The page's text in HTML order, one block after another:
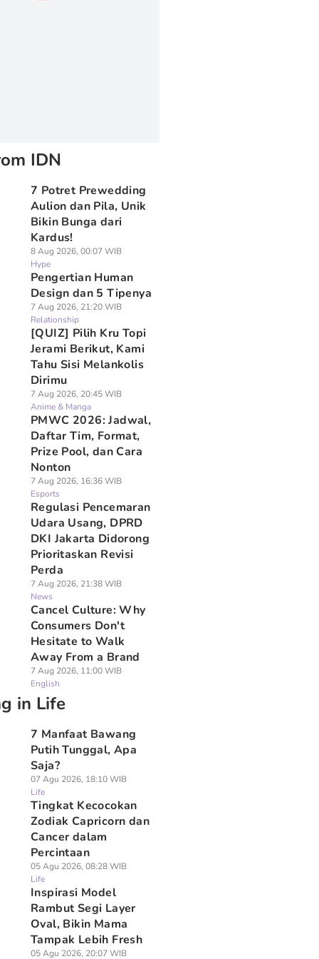
IDN
7 Potret Prewedding
Aulion dan Pila, Unik
Bikin Bunga dari
Kardus!
8 Aug 2026, 00:07 WIB
Hype
Pengertian Human
Design dan 5 Tipenya
7 Aug 2026, 21:20 WIB
Relationship
[QUIZ] Pilih Kru Topi
Jerami Berikut, Kami
Tahu Sisi Melankolis
Dirimu
7 Aug 2026, 20:45 WIB
Anime & Manga
PMWC 2026: Jadwal,
Daftar Tim, Format,
Prize Pool, dan Cara
Nonton
7 Aug 2026, 16:36 WIB
Esports
Regulasi Pencemaran
Udara Usang, DPRD
DKI Jakarta Didorong
Prioritaskan Revisi
Perda
7 Aug 2026, 21:38 WIB
News
Cancel Culture: Why
Consumers Don't
Hesitate to Walk
Away From a Brand
7 Aug 2026, 11:00 WIB
English
in Life
7 Manfaat Bawang
Putih Tunggal, Apa
Saja?
07 Agu 2026, 18:10 WIB
Life
Tingkat Kecocokan
Zodiak Capricorn dan
Cancer dalam
Percintaan
05 Agu 2026, 08:28 WIB
Life
Inspirasi Model
Rambut Segi Layer
Oval, Bikin Mama
Tampak Lebih Fresh
05 Agu 2026, 20:07 WIB